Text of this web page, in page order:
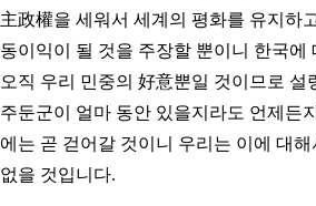
主政權을 세워서 세계의 평화를 유지하
동이익이 될 것을 주장할 뿐이니 한국에
오직 우리 민중의 好意뿐일 것이므로 설
주둔군이 얼마 동안 있을지라도 언제든
에는 곧 걷어갈 것이니 우리는 이에 대
없을 것입니다.